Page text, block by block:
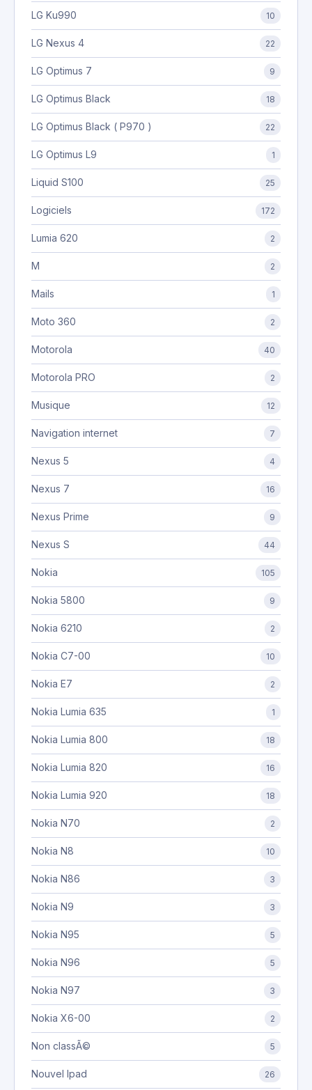
LG Ku990 10
LG Nexus 4 22
LG Optimus 7 9
LG Optimus Black 18
LG Optimus Black ( P970 ) 22
LG Optimus L9 1
Liquid S100 25
Logiciels 172
Lumia 620 2
M 2
Mails 1
Moto 360 2
Motorola 40
Motorola PRO 2
Musique 12
Navigation internet 7
Nexus 5 4
Nexus 7 16
Nexus Prime 9
Nexus S 44
Nokia 105
Nokia 5800 9
Nokia 6210 2
Nokia C7-00 10
Nokia E7 2
Nokia Lumia 635 1
Nokia Lumia 800 18
Nokia Lumia 820 16
Nokia Lumia 920 18
Nokia N70 2
Nokia N8 10
Nokia N86 3
Nokia N9 3
Nokia N95 5
Nokia N96 5
Nokia N97 3
Nokia X6-00 2
Non classÃ© 5
Nouvel Ipad 26